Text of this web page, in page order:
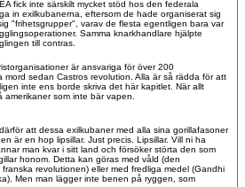
fick inte särskilt mycket stöd hos den federala
in exilkubanerna, eftersom de hade organiserat sig
"frihetsgrupper", varav de flesta egentligen bara var
Samma knarkhandlare hjälpte
till contras.
är ansvariga för över 200
sedan Castros revolution. Alla är så rädda för att
inte ens borde skriva det här kapitlet. När allt
som inte bär vapen.
att dessa exilkubaner med alla sina gorillafasoner
är en hop lipsillar. Just precis. Lipsillar. Vill ni ha
man kvar i sitt land och försöker störta den som
honom. Detta kan göras med våld (den
revolutionen) eller med fredliga medel (Gandhi
Men man lägger inte benen på ryggen, som